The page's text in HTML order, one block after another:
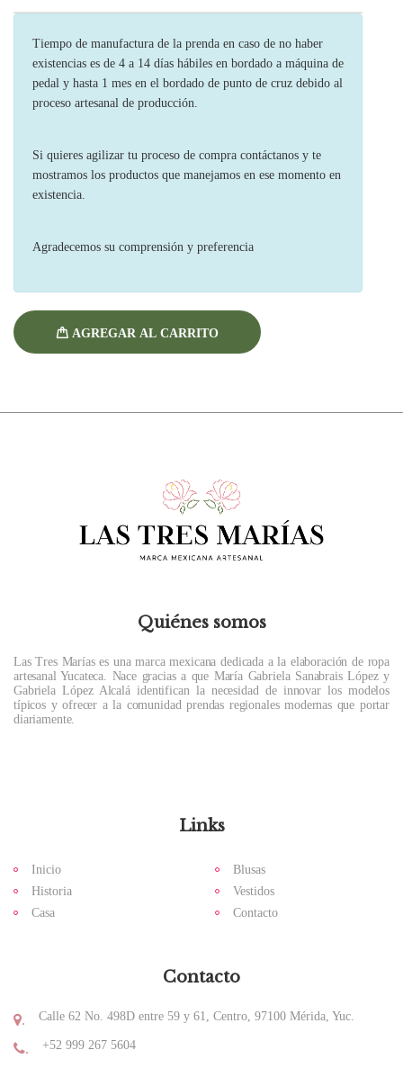
Tiempo de manufactura de la prenda en caso de no haber
existencias es de 4 a 14 días hábiles en bordado a máquina de
pedal y hasta 1 mes en el bordado de punto de cruz debido al
proceso artesanal de producción.
Si quieres agilizar tu proceso de compra contáctanos y te
mostramos los productos que manejamos en ese momento en
existencia.
Agradecemos su comprensión y preferencia
AGREGAR AL CARRITO
Quiénes somos
Las Tres Marías es una marca mexicana dedicada a la elaboración de ropa
artesanal Yucateca. Nace gracias a que María Gabriela Sanabrais López y
Gabriela López Alcalá identifican la necesidad de innovar los modelos
típicos y ofrecer a la comunidad prendas regionales modernas que portar
diariamente.
Links
Inicio
Historia
Casa
Blusas
Vestidos
Contacto
Contacto
. Calle 62 No. 498D entre 59 y 61, Centro, 97100 Mérida, Yuc.
. +52 999 267 5604